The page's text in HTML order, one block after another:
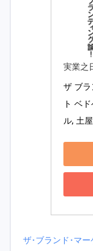
実業之
ザ ブ
ト ベ
ル, 土
ザ･ブランド･マ